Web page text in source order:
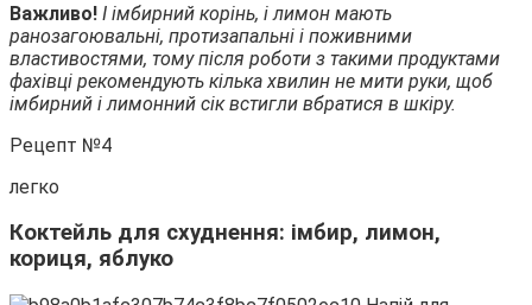
Важливо! І імбирний корінь, і лимон мають
ранозагоювальні, протизапальні і поживними
властивостями, тому після роботи з такими продуктами
фахівці рекомендують кілька хвилин не мити руки, щоб
імбирний і лимонний сік встигли вбратися в шкіру.
Рецепт №4
легко
Коктейль для схуднення: імбир, лимон,
кориця, яблуко